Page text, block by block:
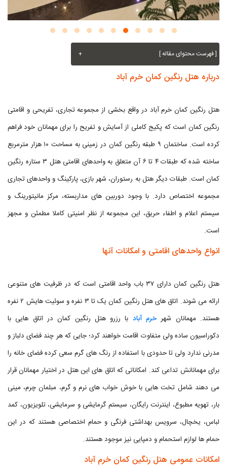
[ فهرست محتوای مقاله ] +
درباره هتل رنگین کمان خرم آباد
هتل رنگین کمان خرم آباد در واقع بخشی از مجموعه تجاری، تفریحی و اقامتی
رنگین کمان است که پکیج کاملی از آسایش و تفریح را برای مهمانان خود فراهم
کرده است. ساختمان ۹ طبقه رنگین کمان در زمینی به مساحت ۱۰ هزار مترمربع
ساخته شده که طبقات ۴ تا ۶ آن متعلق به واحدهای اقامتی هتل ۳ ستاره رنگین
کمان است. طبقات دیگر هتل به رستوران، شهر بازی، پارکینگ و واحدهای تجاری
مجموعه اختصاص دارد. با وجود دوربین های مداربسته، مرکز مانیتورینگ و
سیستم اعلام و اطفاء حریق، این مجموعه از نظر امنیتی کاملا مطمئن و مجهز
است.
انواع واحدهای اقامتی و امکانات آنها
هتل رنگین کمان دارای ۳۷ باب واحد اقامتی است که در ظرفیت های متنوعی
ارائه می شوند. اتاق های هتل رنگین کمان یک تا ۳ نفره و سوئیت هایش ۲ نفره
هستند. مهمانان شهر خرم آباد با رزرو هتل رنگین کمان در اتاق هایی با
دکوراسیون ساده ولی متفاوت اقامت خواهند کرد؛ جایی که هر چند فضای دلباز و
مدرنی ندارد ولی تا حدودی با استفاده از رنگ های گرم سعی کرده فضای خانه را
برای مهمانانش تداعی کند. امکاناتی که اتاق های این هتل در اختیار مهمانان قرار
می دهند شامل تخت هایی با خوش خواب های نرم و گرم، مبلمان چرم، مینی
بار، تهویه مطبوع، اینترنت رایگان، سیستم گرمایشی و سرمایشی، تلویزیون، کمد
لباس، یخچال، سرویس بهداشتی فرنگی و حمام اختصاصی هستند که در این
حمام ها لوازم استحمام و دمپایی نیز موجود هستند.
امکانات عمومی هتل رنگین کمان خرم آباد